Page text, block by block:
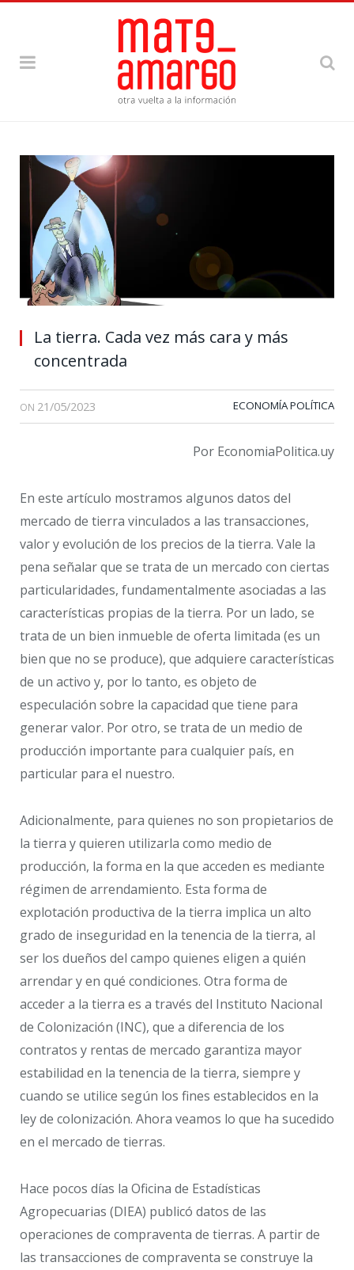
La tierra. Cada vez más cara y más
concentrada
ON 21/05/2023 ECONOMÍA POLÍTICA
Por EconomiaPolitica.uy
En este artículo mostramos algunos datos del
mercado de tierra vinculados a las transacciones,
valor y evolución de los precios de la tierra. Vale la
pena señalar que se trata de un mercado con ciertas
particularidades, fundamentalmente asociadas a las
características propias de la tierra. Por un lado, se
trata de un bien inmueble de oferta limitada (es un
bien que no se produce), que adquiere características
de un activo y, por lo tanto, es objeto de
especulación sobre la capacidad que tiene para
generar valor. Por otro, se trata de un medio de
producción importante para cualquier país, en
particular para el nuestro.
Adicionalmente, para quienes no son propietarios de
la tierra y quieren utilizarla como medio de
producción, la forma en la que acceden es mediante
régimen de arrendamiento. Esta forma de
explotación productiva de la tierra implica un alto
grado de inseguridad en la tenencia de la tierra, al
ser los dueños del campo quienes eligen a quién
arrendar y en qué condiciones. Otra forma de
acceder a la tierra es a través del Instituto Nacional
de Colonización (INC), que a diferencia de los
contratos y rentas de mercado garantiza mayor
estabilidad en la tenencia de la tierra, siempre y
cuando se utilice según los fines establecidos en la
ley de colonización. Ahora veamos lo que ha sucedido
en el mercado de tierras.
Hace pocos días la Oficina de Estadísticas
Agropecuarias (DIEA) publicó datos de las
operaciones de compraventa de tierras. A partir de
las transacciones de compraventa se construye la